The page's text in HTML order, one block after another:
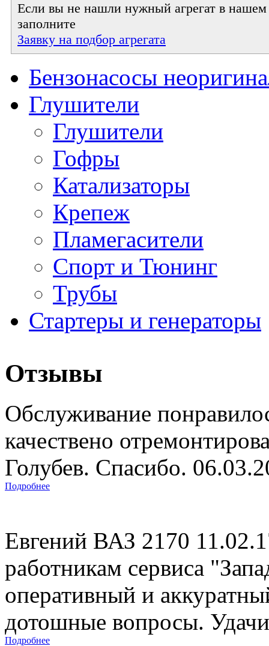
Если вы не нашли нужный агрегат в нашем
заполните
Заявку на подбор агрегата
Бензонасосы
Глушители
Глушители
Гофры
Катализаторы
Крепеж
Пламегасители
Спорт и Тюнинг
Трубы
Стартеры и генераторы
Отзывы
Обслуживание
качествено
Голубев. Спасибо.
Подробнее
Евгений ВАЗ 2170
работникам сервиса
оперативный и
дотошные вопросы. Удачи
Подробнее